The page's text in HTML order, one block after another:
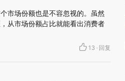
市场份额也是不容忽视的。虽然
从市场份额占比就能看出消费者
13 · 回复